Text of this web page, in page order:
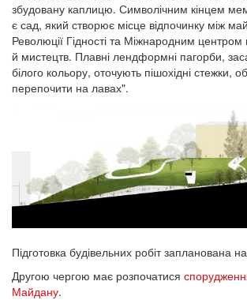
збудовану каплицю. Символічним кінцем
є сад, який створює місце відпочинку між
Революції Гідності та Міжнародним центром
й мистецтв. Плавні лендформні пагорби,
білого кольору, оточують пішохідні стежки,
перепочити на лавах".
Підготовка будівельних робіт запланована
Другою чергою має розпочатися
Майдану.